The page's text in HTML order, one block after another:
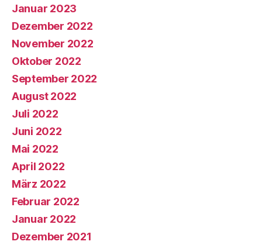
Januar 2023
Dezember 2022
November 2022
Oktober 2022
September 2022
August 2022
Juli 2022
Juni 2022
Mai 2022
April 2022
März 2022
Februar 2022
Januar 2022
Dezember 2021